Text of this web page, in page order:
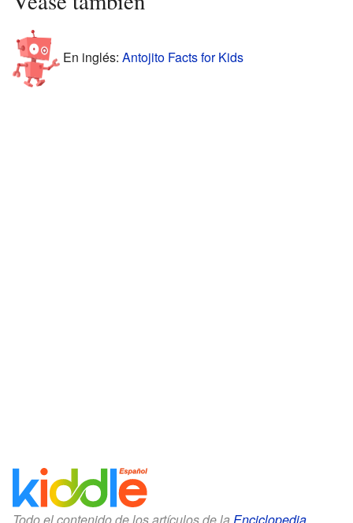
En inglés: Antojito Facts for Kids